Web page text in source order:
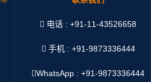
电话 : +91-11-43526658
手机 : +91-9873336444
WhatsApp :+91-9873336444